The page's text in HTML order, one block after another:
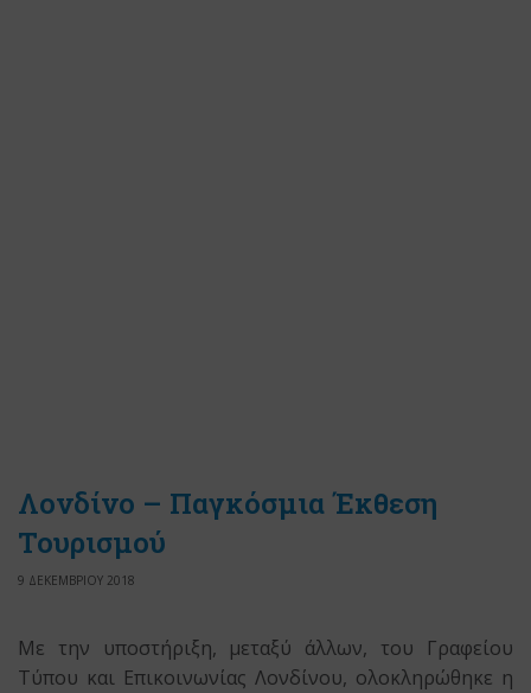
Λονδίνο – Παγκόσμια Έκθεση
Τουρισμού
9 ΔΕΚΕΜΒΡΙΟΥ 2018
Με την υποστήριξη, μεταξύ άλλων, του Γραφείου
Τύπου και Επικοινωνίας Λονδίνου, ολοκληρώθηκε η